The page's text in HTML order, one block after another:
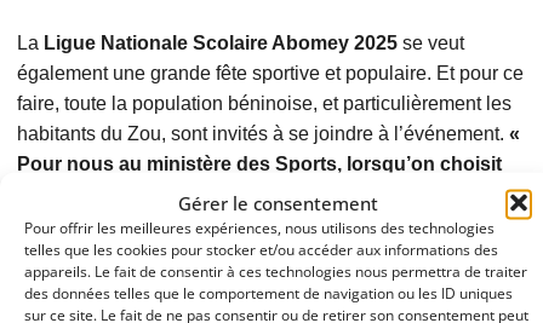
Gérer le consentement
Pour offrir les meilleures expériences, nous utilisons des technologies
telles que les cookies pour stocker et/ou accéder aux informations des
appareils. Le fait de consentir à ces technologies nous permettra de traiter
des données telles que le comportement de navigation ou les ID uniques
sur ce site. Le fait de ne pas consentir ou de retirer son consentement peut
La Ligue Nationale Scolaire Abomey 2025se veut
également une grande fête sportive et populaire. Et pour ce
faire, toute la population béninoise, et particulièrement les
habitants du Zou, sont invités à se joindre à l’événement. «
Pour nous au ministère des Sports, lorsqu’on choisit
une ville dans un département, c’est tout le
département qui est concerné par la fête. Donc je
voudrais inviter toutes les neuf communes du Zou à se
joindre à nous, à partir du 4 au soir jusqu’au 13
septembre, pour découvrir ce que nos athlètes ont